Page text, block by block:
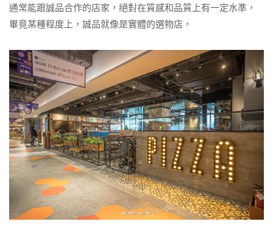
通常能跟誠品合作的店家，絕對在質感和品質上有一定水準，
畢竟某種程度上，誠品就像是實體的選物店，